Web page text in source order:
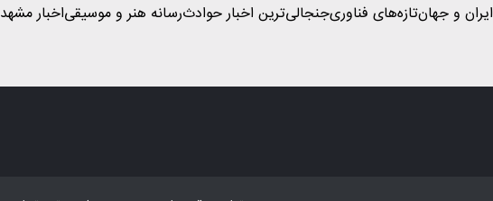
و جهانتازه‌های فناوریجنجالی‌ترین اخبار حوادثرسانه هنر و موسیقیاخبار مشهد